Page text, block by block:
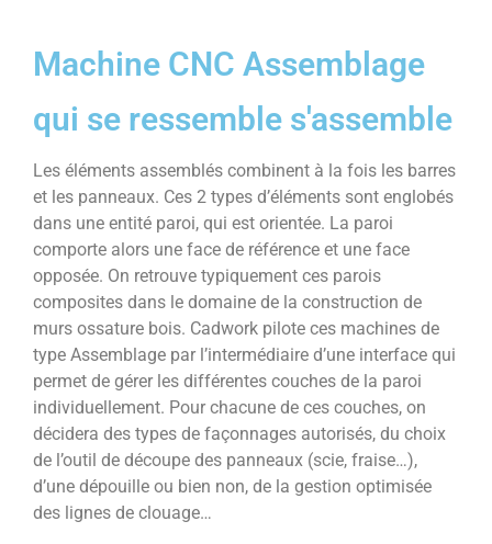
Machine CNC Assemblage
qui se ressemble s'assemble
Les éléments assemblés combinent à la fois les barres
et les panneaux. Ces 2 types d’éléments sont englobés
dans une entité paroi, qui est orientée. La paroi
comporte alors une face de référence et une face
opposée. On retrouve typiquement ces parois
composites dans le domaine de la construction de
murs ossature bois. Cadwork pilote ces machines de
type Assemblage par l’intermédiaire d’une interface qui
permet de gérer les différentes couches de la paroi
individuellement. Pour chacune de ces couches, on
décidera des types de façonnages autorisés, du choix
de l’outil de découpe des panneaux (scie, fraise…),
d’une dépouille ou bien non, de la gestion optimisée
des lignes de clouage…